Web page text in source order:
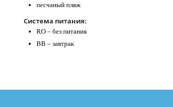
песчаный пляж
Система питания:
RO – без питания
BB – завтрак